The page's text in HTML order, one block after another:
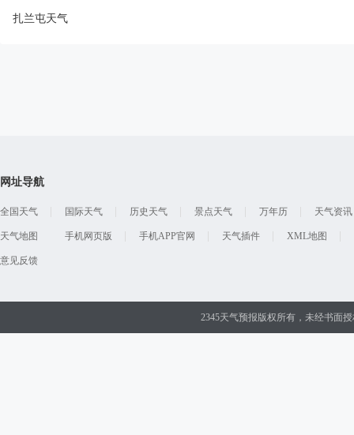
扎兰屯天气
网址导航
全国天气 国际天气 历史天气 景点天气 万年历 天气资讯
天气地图 手机网页版 手机APP官网 天气插件 XML地图
意见反馈
2345天气预报版权所有，未经书面